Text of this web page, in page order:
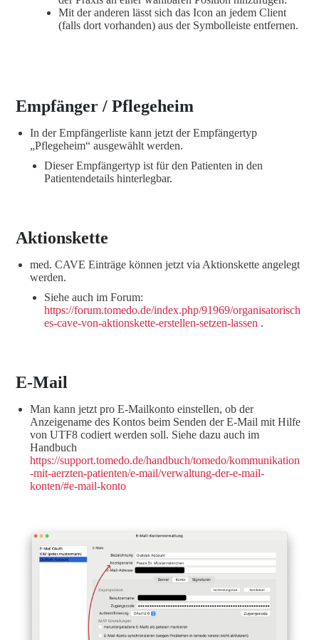
Mit der anderen lässt sich das Icon an jedem Client
(falls dort vorhanden) aus der Symbolleiste entfernen.
Empfänger / Pflegeheim
In der Empfängerliste kann jetzt der Empfängertyp
„Pflegeheim“ ausgewählt werden.
Dieser Empfängertyp ist für den Patienten in den
Patientendetails hinterlegbar.
Aktionskette
med. CAVE Einträge können jetzt via Aktionskette angelegt
werden.
Siehe auch im Forum:
https://forum.tomedo.de/index.php/91969/organisatorisch
es-cave-von-aktionskette-erstellen-setzen-lassen .
E-Mail
Man kann jetzt pro E-Mailkonto einstellen, ob der
Anzeigename des Kontos beim Senden der E-Mail mit Hilfe
von UTF8 codiert werden soll. Siehe dazu auch im
Handbuch
https://support.tomedo.de/handbuch/tomedo/kommunikation
-mit-aerzten-patienten/e-mail/verwaltung-der-e-mail-
konten/#e-mail-konto